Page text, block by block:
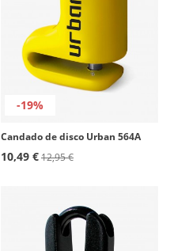
-19%
Candado de disco Urban 564A
10,49 €12,95 €